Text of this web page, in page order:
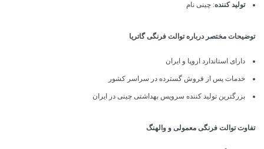
تولید کننده: چینی نام
توضیحات مختصر درباره توالت فرنگی گاتریا
دارای استاندارد اروپا و ایران
خدمات پس از فروش گسترده در سراسر کشور
بزرگترین تولید کننده سرویس بهداشتی چینی در ایران
تفاوت توالت فرنگی معمولی و والهنگ